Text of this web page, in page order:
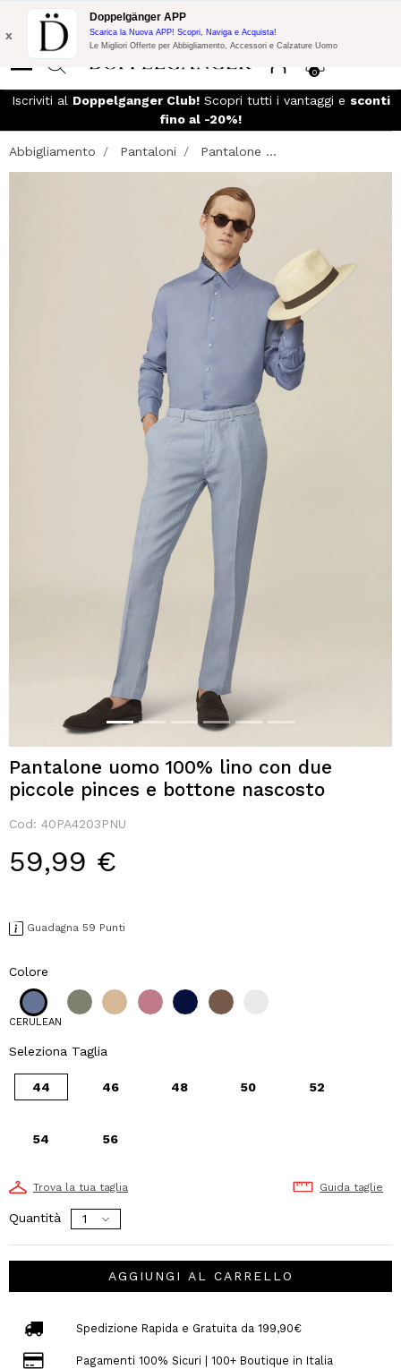
Promo Flash:
10% di Extra Sconto su 300€ di Acquisto con codice:
DOPPEL300
0
x
Doppelgänger APP
Scarica la Nuova APP! Scopri, Naviga e Acquista!
Le Migliori Offerte per Abbigliamento, Accessori e Calzature Uomo
Iscriviti al Doppelganger Club!Scopri tutti i vantaggi e sconti
fino al -20%!
Abbigliamento Pantaloni Pantalone ...
Pantalone uomo 100% lino con due
piccole pinces e bottone nascosto
Cod: 40PA4203PNU
59,99 €
Guadagna 59 Punti
Colore
CERULEAN
Seleziona Taglia
44 46 48 50 52
54 56
Trova la tua taglia Guida taglie
Quantità
AGGIUNGI AL CARRELLO
Spedizione Rapida e Gratuita da 199,90€
Pagamenti 100% Sicuri | 100+ Boutique in Italia